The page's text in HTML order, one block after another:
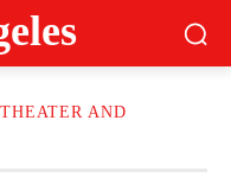
AND